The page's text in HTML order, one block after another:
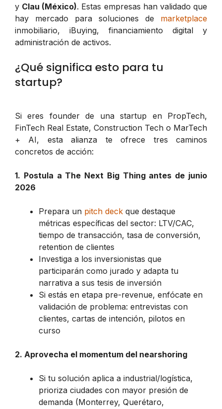
y Clau (México). Estas empresas han validado que
hay mercado para soluciones de marketplace
inmobiliario, iBuying, financiamiento digital y
administración de activos.
¿Qué significa esto para tu
startup?
Si eres founder de una startup en PropTech,
FinTech Real Estate, Construction Tech o MarTech
+ AI, esta alianza te ofrece tres caminos
concretos de acción:
1. Postula a The Next Big Thing antes de junio
2026
Prepara un pitch deck que destaque
métricas específicas del sector: LTV/CAC,
tiempo de transacción, tasa de conversión,
retention de clientes
Investiga a los inversionistas que
participarán como jurado y adapta tu
narrativa a sus tesis de inversión
Si estás en etapa pre-revenue, enfócate en
validación de problema: entrevistas con
clientes, cartas de intención, pilotos en
curso
2. Aprovecha el momentum del nearshoring
Si tu solución aplica a industrial/logística,
prioriza ciudades con mayor presión de
demanda (Monterrey, Querétaro,